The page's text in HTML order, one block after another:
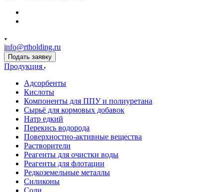
info@rtholding.ru
Подать заявку
Продукция
Адсорбенты
Кислоты
Компоненты для ППУ и полиуретана
Сырьё для кормовых добавок
Натр едкий
Перекись водорода
Поверхностно-активные вещества
Растворители
Реагенты для очистки воды
Реагенты для флотации
Редкоземельные металлы
Силиконы
Соли